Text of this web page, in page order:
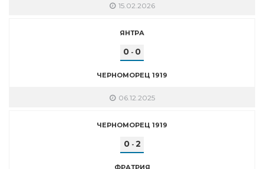
15.02.2026
ЯНТРА
0 - 0
ЧЕРНОМОРЕЦ 1919
06.12.2025
ЧЕРНОМОРЕЦ 1919
0- 2
ФРАТРИЯ